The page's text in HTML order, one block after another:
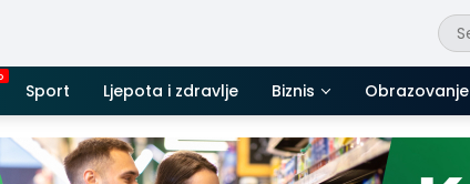
Sport Ljepota i zdravlje Biznis Obrazovanje